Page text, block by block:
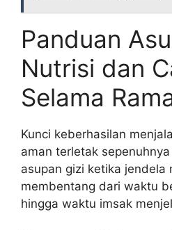
Panduan
Nutrisi dan
Selama
Kunci keberhasilan
aman terletak
asupan gizi ketika jendela
membentang dari waktu
hingga waktu imsak